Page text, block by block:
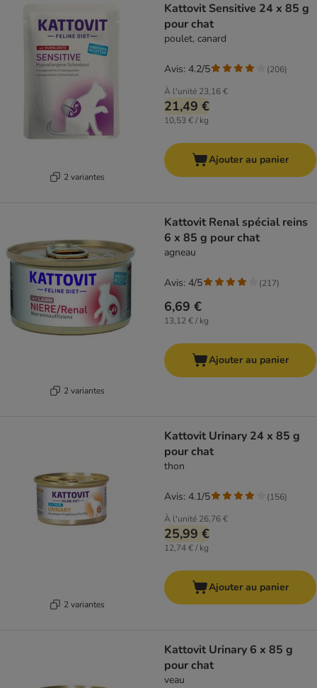
2 variantes
Kattovit Sensitive 24 x 85 g
pour chat
poulet, canard
À l'unité 23,16 €
21,49 €
10,53 € / kg
Avis: 4.2/5 (206)
Ajouter au panier
2 variantes
Kattovit Renal spécial reins
6 x 85 g pour chat
agneau
6,69 €
13,12 € / kg
Avis: 4/5 (217)
Ajouter au panier
2 variantes
Kattovit Urinary 24 x 85 g
pour chat
thon
À l'unité 26,76 €
25,99 €
12,74 € / kg
Avis: 4.1/5 (156)
Ajouter au panier
Kattovit Urinary 6 x 85 g
pour chat
veau